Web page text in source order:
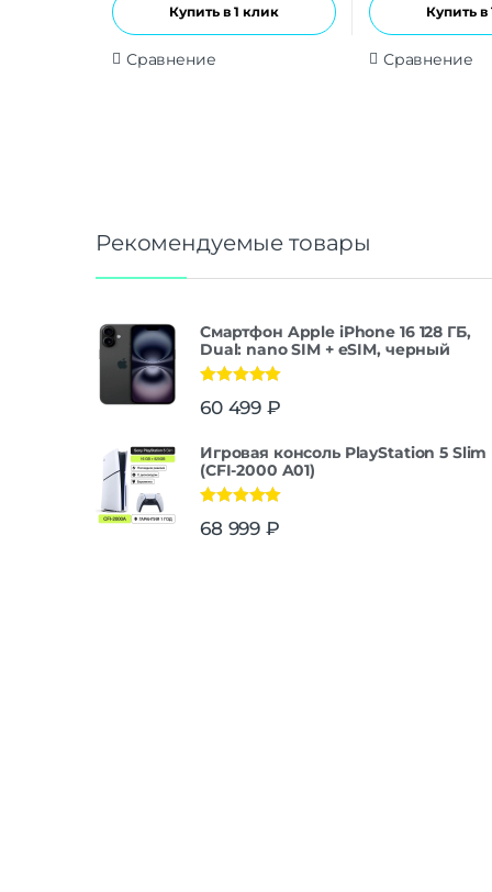
Купить в 1 клик
Сравнение
Купить в
Сравнение
Рекомендуемые товары
Смартфон Apple iPhone 16 128 ГБ,
Dual: nano SIM + eSIM, черный
из 5
60 499 ₽
Игровая консоль PlayStation 5 Slim
(CFI-2000 A01)
из 5
68 999 ₽